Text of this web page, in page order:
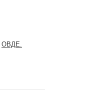
ОВДЕ.